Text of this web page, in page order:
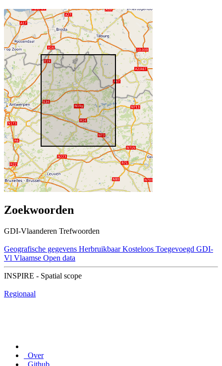
Zoekwoorden
GDI-Vlaanderen Trefwoorden
Geografische gegevens Herbruikbaar Kosteloos Toegevoegd GDI-
Vl Vlaamse Open data
INSPIRE - Spatial scope
Regionaal
Over